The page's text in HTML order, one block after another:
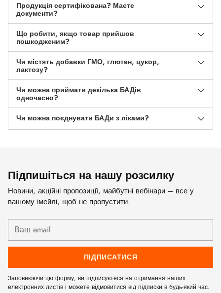
Продукція сертифікована? Маєте
документи?
Що робити, якщо товар прийшов
пошкодженим?
Чи містять добавки ГМО, глютен, цукор,
лактозу?
Чи можна приймати декілька БАДів
одночасно?
Чи можна поєднувати БАДи з ліками?
Підпишіться на нашу розсилку
Новини, акційні пропозиції, майбутні вебінари – все у
вашому імейлі, щоб не пропустити.
Ваш
email
ПІДПИСАТИСЯ
Заповнюючи цю форму, ви підписуєтеся на отримання наших
електронних листів і можете відмовитися від підписки в будь-який час.